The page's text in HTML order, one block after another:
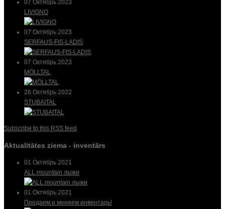
07 Октябрь 2023
LIVIGNO
07 Октябрь 2023
SERFAUS-FIS-LADIS
07 Октябрь 2023
MÖLLTAL
26 Октябрь 2022
STUBAITAL
Subscribe to this RSS feed
Aktualitātes ziema - inventārs
01 Октябрь 2021
ALL mountain лыжи
01 Октябрь 2021
Продаем и меняем инвентарь!